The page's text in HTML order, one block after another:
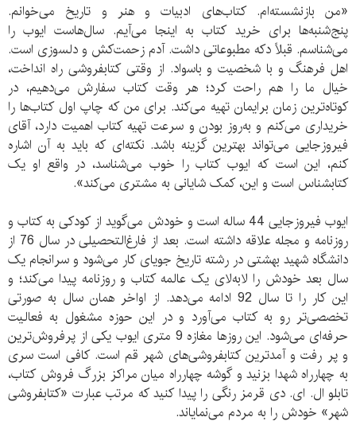
«من بازنشسته‌ام. کتاب‌های ادبیات و هنر و تاریخ می‌خوانم.
پنج‌شنبه‌ها برای خرید کتاب به اینجا می‌آیم. سال‌هاست ایوب را
می‌شناسم. قبلاً دکه مطبوعاتی داشت. آدم زحمت‌کش و دلسوزی است.
اهل فرهنگ و با شخصیت و باسواد. از وقتی کتابفروشی راه انداخت،
خیال ما را هم راحت کرد؛ هر وقت کتاب سفارش می‌دهیم، در
کوتاه‌ترین زمان برایمان تهیه می‌کند. برای من که چاپ اول کتاب‌ها را
خریداری می‌کنم و به‌روز بودن و سرعت تهیه کتاب اهمیت دارد، آقای
فیروزجایی می‌تواند بهترین گزینه باشد. نکته‌ای که باید به آن اشاره
کنم، این است که ایوب کتاب را خوب می‌شناسد، در واقع او یک
کتابشناس است و این، کمک شایانی به مشتری می‌کند».
ایوب فیروزجایی 44 ساله است و خودش می‌گوید از کودکی به کتاب و
روزنامه و مجله علاقه داشته است. بعد از فارغ‌التحصیلی در سال 76 از
دانشگاه شهید بهشتی در رشته تاریخ جویای کار می‌شود و سرانجام یک
سال بعد خودش را لابه‌لای یک عالمه کتاب و روزنامه پیدا می‌کند؛ و
این کار را تا سال 92 ادامه می‌دهد. از اواخر همان سال به صورتی
تخصصی‌تر رو به کتاب می‌آورد و در این حوزه مشغول به فعالیت
حرفه‌ای می‌شود. این روزها مغازه 9 متری ایوب یکی از پرفروش‌ترین
و پر رفت و آمدترین کتابفروشی‌های شهر قم است. کافی است سری
به چهارراه شهدا بزنید و گوشه چهارراه میان مراکز بزرگ فروش کتاب،
تابلو ال. ای. دی قرمز رنگی را پیدا کنید که مرتب عبارت «کتابفروشی
شهر» خودش را به مردم می‌نمایاند.